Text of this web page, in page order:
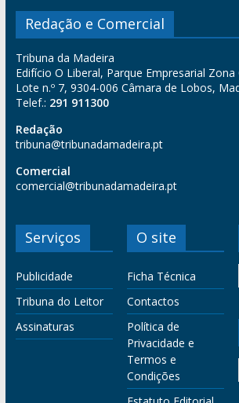
Redação e Comercial
Tribuna da Madeira
Edifício O Liberal, Parque Empresarial Zona
Lote n.º 7, 9304-006 Câmara de Lobos,
Telef.: 291 911300
Redação
tribuna@tribunadamadeira.pt
Comercial
comercial@tribunadamadeira.pt
Serviços
Publicidade
Tribuna do Leitor
Assinaturas
O site
Ficha Técnica
Contactos
Política de
Privacidade e
Termos e
Condições